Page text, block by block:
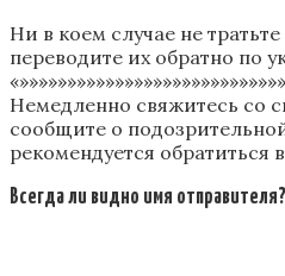
Ни в коем случае не
переводите их обратно по
Немедленно свяжитесь со
сообщите о
рекомендуется обратиться
Всегда ли видно имя отправителя?